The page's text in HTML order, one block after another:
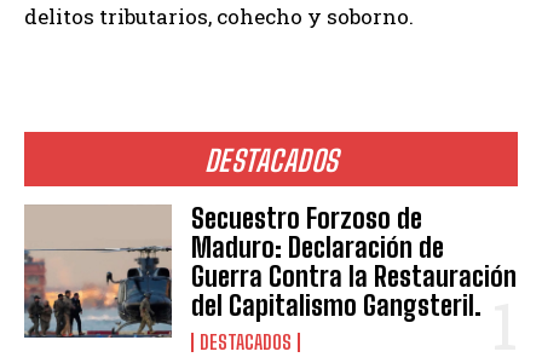
DESTACADOS
Secuestro Forzoso de
Maduro: Declaración de
Guerra Contra la Restauración
del Capitalismo Gangsteril.
DESTACADOS
delitos tributarios, cohecho y soborno.